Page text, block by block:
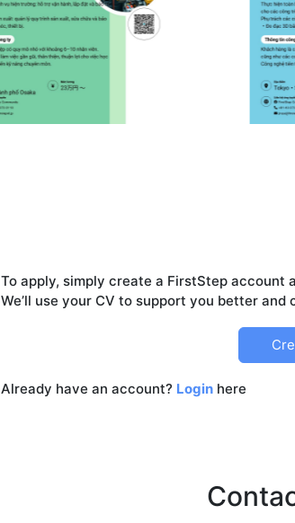
To apply, simply create a FirstStep account
Already have an account? Loginhere